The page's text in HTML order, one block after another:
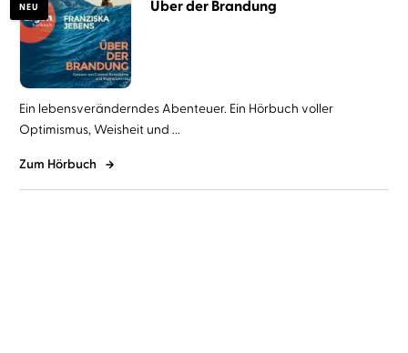
NEU Über der Brandung
Ein lebensveränderndes Abenteuer. Ein Hörbuch voller
Optimismus, Weisheit und ...
Zum Hörbuch